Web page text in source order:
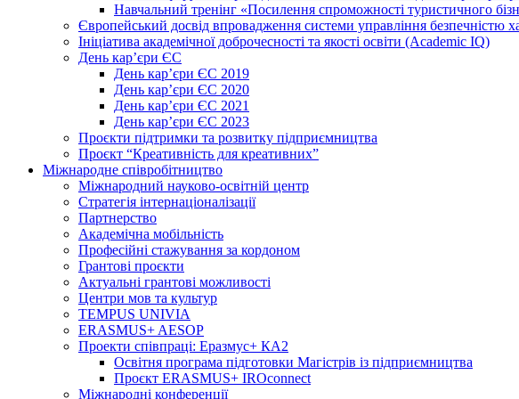
Навчальний тренінг «Посилення спроможності туристичного
Європейський досвід впровадження системи управління
Ініціатива академічної доброчесності та якості освіти (Academic IQ)
День кар’єри ЄС
День кар’єри ЄС 2019
День кар’єри ЄС 2020
День кар’єри ЄС 2021
День кар’єри ЄС 2023
Проєкти підтримки та розвитку підприємництва
Проєкт “Креативність для креативних”
Міжнародне співробітництво
Міжнародний науково-освітній центр
Стратегія інтернаціоналізації
Партнерство
Академічна мобільність
Професійні стажування за кордоном
Грантові проєкти
Актуальні грантові можливості
Центри мов та культур
TEMPUS UNIVIA
ERASMUS+ AESOP
Проекти співпраці: Еразмус+ КА2
Освітня програма підготовки Магістрів із підприємництва
Проєкт ERASMUS+ IROconnect
Міжнародні конференції